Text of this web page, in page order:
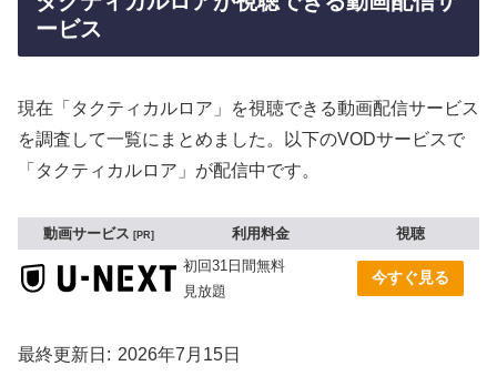
ービス
現在「タクティカルロア」を視聴できる動画配信サービス
を調査して一覧にまとめました。以下のVODサービスで
「タクティカルロア」が配信中です。
動画サービス PR 利用料金
視聴
初回31日間無料
見放題
今すぐ見る
最終更新日 2026年7月15日